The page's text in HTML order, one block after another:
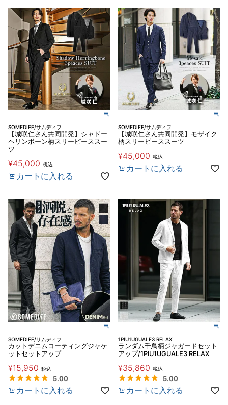
SOMEDIFF/サムディフ
【城咲仁さん共同開発】シャドー
ヘリンボーン柄スリーピーススー
ツ
¥45,000 税込
カートに入れる
SOMEDIFF/サムディフ
【城咲仁さん共同開発】モザイク
柄スリーピーススーツ
¥45,000 税込
カートに入れる
SOMEDIFF/サムディフ
カットデニムコーティングジャケ
ットセットアップ
¥15,950 税込
5.00
カートに入れる
1PIU1UGUALE3 RELAX
ランダム千鳥柄ジャガードセット
アップ/1PIU1UGUALE3 RELAX
¥35,860 税込
5.00
カートに入れる